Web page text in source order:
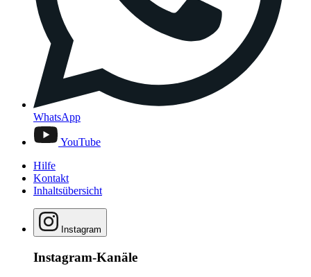
WhatsApp
YouTube
Hilfe
Kontakt
Inhaltsübersicht
Instagram
Instagram-Kanäle